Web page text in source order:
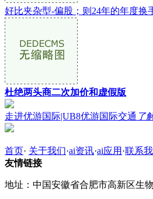
好比夹杂型-偏股；则24年的年度换
杜绝两头商二次加价和虚假版
走进优游国际|UB8优游国际交通 了
首页· 关于我们·ai资讯·ai应用 ·联系
友情链接
地址：中国安徽省合肥市高新区生